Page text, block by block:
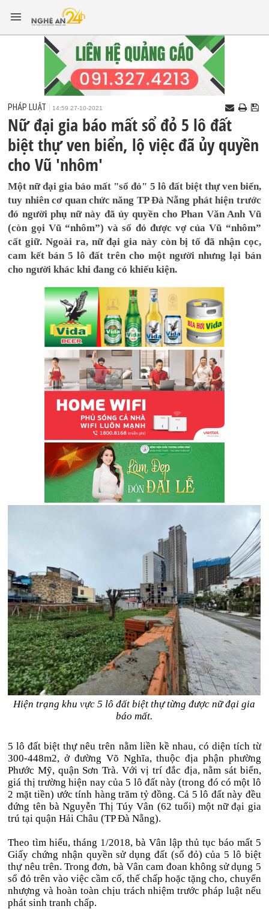
PHÁP LUẬT 14:59 27-10-2021
Nữ đại gia báo mất sổ đỏ 5 lô đất
biệt thự ven biển, lộ việc đã ủy quyền
cho Vũ 'nhôm'
Một nữ đại gia báo mất "sổ đỏ" 5 lô đất biệt thự ven biển,
tuy nhiên cơ quan chức năng TP Đà Nẵng phát hiện trước
đó người phụ nữ này đã ủy quyền cho Phan Văn Anh Vũ
(còn gọi Vũ “nhôm”) và sổ đỏ được vợ của Vũ “nhôm”
cất giữ. Ngoài ra, nữ đại gia này còn bị tố đã nhận cọc,
cam kết bán 5 lô đất trên cho một người nhưng lại bán
cho người khác khi đang có khiếu kiện.
Hiện trạng khu vực 5 lô đất biệt thự từng được nữ đại gia
báo mất.
5 lô đất biệt thự nêu trên nằm liền kề nhau, có diện tích từ
300-448m2, ở đường Võ Nghĩa, thuộc địa phận phường
Phước Mỹ, quận Sơn Trà. Với vị trí đắc địa, nằm sát biển,
giá thị trường hiện nay của 5 lô đất này (trong đó có một lô
2 mặt tiền) ước tính hàng trăm tỷ đồng. Cả 5 lô đất này đều
đứng tên bà Nguyễn Thị Túy Vân (62 tuổi) một nữ đại gia
trú tại quận Hải Châu (TP Đà Nẵng).
Theo tìm hiểu, tháng 1/2018, bà Vân lập thủ tục báo mất 5
Giấy chứng nhận quyền sử dụng đất (sổ đỏ) của 5 lô biệt
thự nêu trên. Trong đơn, bà Vân cam đoan không sử dụng 5
sổ đỏ trên vào việc cầm cố, thế chấp hoặc tặng cho, chuyển
nhượng và hoàn toàn chịu trách nhiệm trước pháp luật nếu
phát sinh tranh chấp.